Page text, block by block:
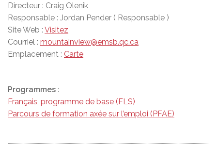
Directeur : Craig Olenik
Responsable : Jordan Pender ( Responsable )
Site Web : Visitez
Courriel : mountainview@emsb.qc.ca
Emplacement : Carte
Programmes :
Français, programme de base (FLS)
Parcours de formation axée sur l’emploi (PFAE)